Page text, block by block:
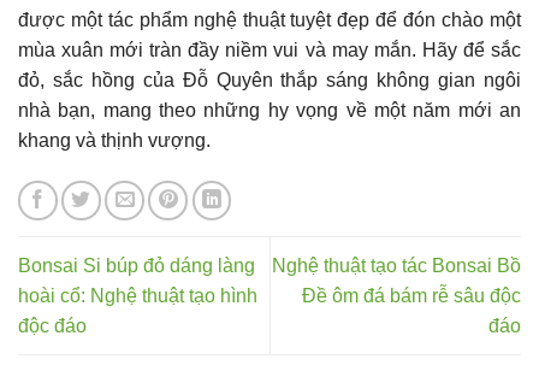
được một tác phẩm nghệ thuật tuyệt đẹp để đón chào một
mùa xuân mới tràn đầy niềm vui và may mắn. Hãy để sắc
đỏ, sắc hồng của Đỗ Quyên thắp sáng không gian ngôi
nhà bạn, mang theo những hy vọng về một năm mới an
khang và thịnh vượng.
Bonsai Si búp đỏ dáng làng
hoài cổ: Nghệ thuật tạo hình
độc đáo
Nghệ thuật tạo tác Bonsai Bồ
Đề ôm đá bám rễ sâu độc
đáo